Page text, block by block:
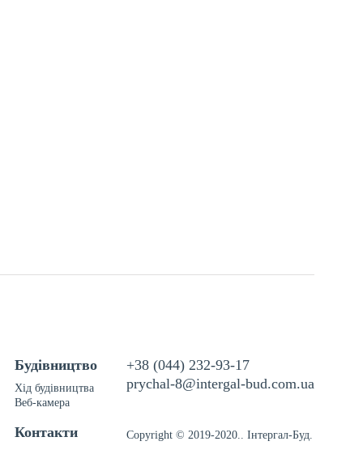
Будівництво
Хід будівництва
Веб-камера
Контакти
+38 (044) 232-93-17
prychal-8@intergal-bud.com.ua
Copyright © 2019-2020.. Інтергал-Буд.